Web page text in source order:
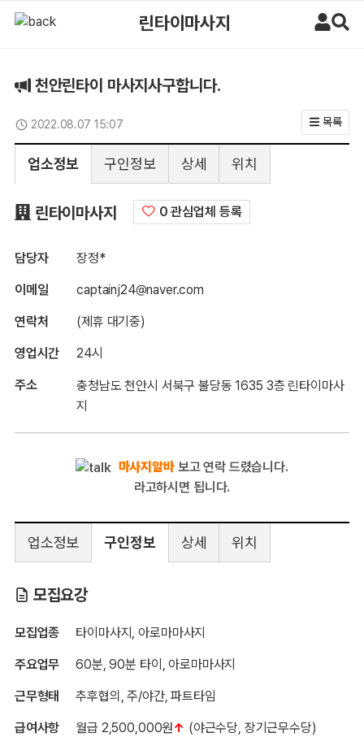
린타이마사지
천안린타이 마사지사구합니다.
2022.08.07 15:07
업데이트일
목록
업소정보 구인정보 상세 위치
린타이마사지구인정보0 관심업체 등록
담당자 장정*
이메일 captainj24@naver.com
연락처 (제휴 대기중)
영업시간 24시
주소
충청남도 천안시 서북구 불당동 1635 3층 린타이마사
지
마사지알바보고 연락 드렸습니다.
라고하시면 됩니다.
업소정보 구인정보 상세 위치
린타이마사지
모집요강
모집업종 타이마사지, 아로마마사지
주요업무 60분, 90분 타이, 아로마마사지
근무형태 추후협의, 주/야간, 파트타임
급여사항 월급 2,500,000원↑ (야근수당, 장기근무수당)